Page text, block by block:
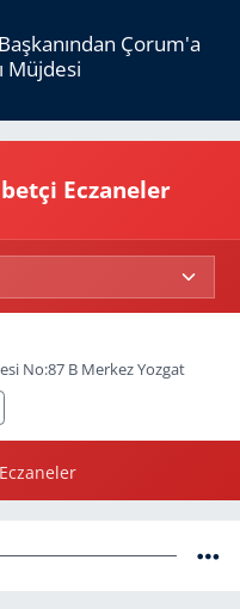
Çorum'a
Müjdesi
Eczaneler
No:87 B Merkez Yozgat